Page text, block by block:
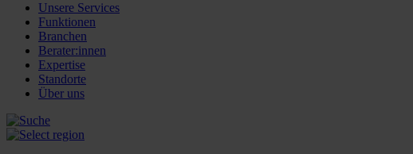
Unsere Services
Funktionen
Branchen
Berater:innen
Expertise
Standorte
Über uns